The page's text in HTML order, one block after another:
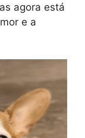
agora está
e a